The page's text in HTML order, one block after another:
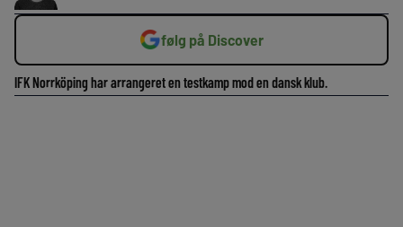
følg på Discover
IFK Norrköping har arrangeret en testkamp mod en dansk klub.